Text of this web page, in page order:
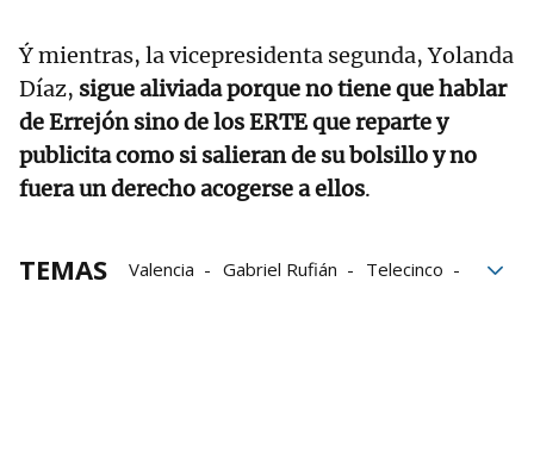
Ý mientras, la vicepresidenta segunda, Yolanda
Díaz, sigue aliviada porque no tiene que hablar
de Errejón sino de los ERTE que reparte y
publicita como si salieran de su bolsillo y no
fuera un derecho acogerse a ellos.
TEMAS Valencia Gabriel Rufián
Telecinco